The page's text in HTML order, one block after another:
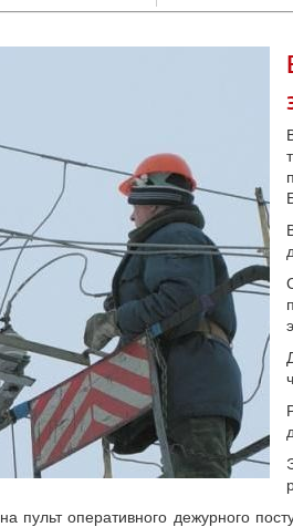
пульт оперативного дежурного